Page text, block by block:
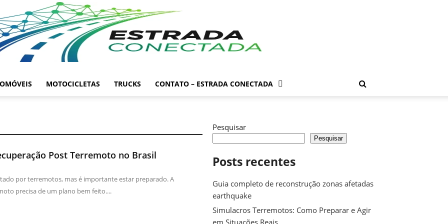
MOTOCICLETAS TRUCKS CONTATO – ESTRADA CONECTADA
Post Terremoto no Brasil
por terremotos, mas é importante estar preparado. A
precisa de um plano bem feito....
Pesquisar
Pesquisar
Posts recentes
Guia completo de reconstrução zonas afetadas
earthquake
Simulacros Terremotos: Como Preparar e Agir
em Situações Reais